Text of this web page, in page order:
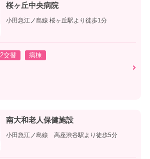
桜ヶ丘中央病院
小田急江ノ島線 桜ヶ丘駅より徒歩1分
2交替
病棟
南大和老人保健施設
小田急江ノ島線 高座渋谷駅より徒歩5分